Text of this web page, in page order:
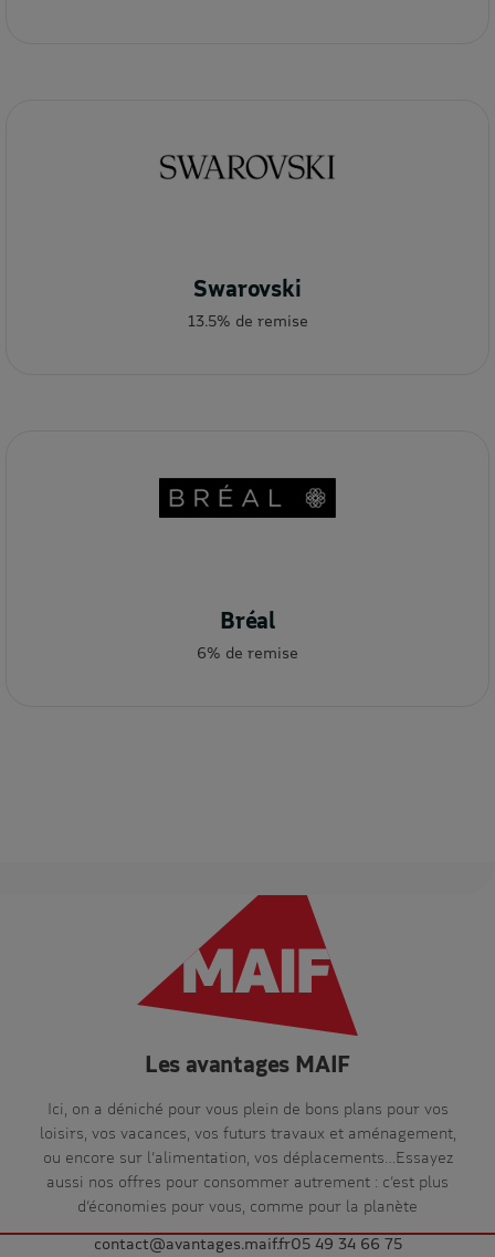
Swarovski
13.5% de remise
Bréal
6% de remise
Les avantages MAIF
Ici, on a déniché pour vous plein de bons plans pour vos
loisirs, vos vacances, vos futurs travaux et aménagement,
ou encore sur l’alimentation, vos déplacements…Essayez
aussi nos offres pour consommer autrement : c’est plus
d’économies pour vous, comme pour la planète
contact@avantages.maif.fr05 49 34 66 75